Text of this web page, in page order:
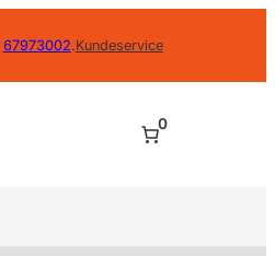
67973002.Kundeservice
0